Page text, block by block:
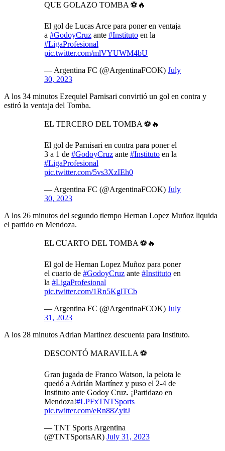
QUE GOLAZO TOMBA ⚽️🔥
El gol de Lucas Arce para poner en ventaja
a #GodoyCruz ante #Instituto en la
#LigaProfesional
pic.twitter.com/mlVYUWM4bU
— Argentina FC (@ArgentinaFCOK) July
30, 2023
A los 34 minutos Ezequiel Parnisari convirtió un gol en contra y
estiró la ventaja del Tomba.
EL TERCERO DEL TOMBA ⚽️🔥
El gol de Parnisari en contra para poner el
3 a 1 de #GodoyCruz ante #Instituto en la
#LigaProfesional
pic.twitter.com/5vs3XzIEh0
— Argentina FC (@ArgentinaFCOK) July
30, 2023
A los 26 minutos del segundo tiempo Hernan Lopez Muñoz liquida
el partido en Mendoza.
EL CUARTO DEL TOMBA ⚽️🔥
El gol de Hernan Lopez Muñoz para poner
el cuarto de #GodoyCruz ante #Instituto en
la #LigaProfesional
pic.twitter.com/1Rn5KglTCb
— Argentina FC (@ArgentinaFCOK) July
31, 2023
A los 28 minutos Adrian Martinez descuenta para Instituto.
DESCONTÓ MARAVILLA ⚽
Gran jugada de Franco Watson, la pelota le
quedó a Adrián Martínez y puso el 2-4 de
Instituto ante Godoy Cruz. ¡Partidazo en
Mendoza!#LPFxTNTSports
pic.twitter.com/eRn88ZyitJ
— TNT Sports Argentina
(@TNTSportsAR) July 31, 2023